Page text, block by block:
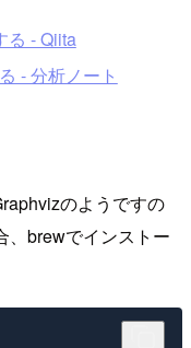
る - Qiita
- 分析ノート
のようですの
、brewでインストー